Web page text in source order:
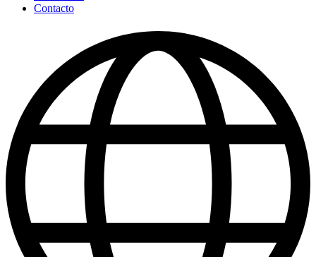
Contacto